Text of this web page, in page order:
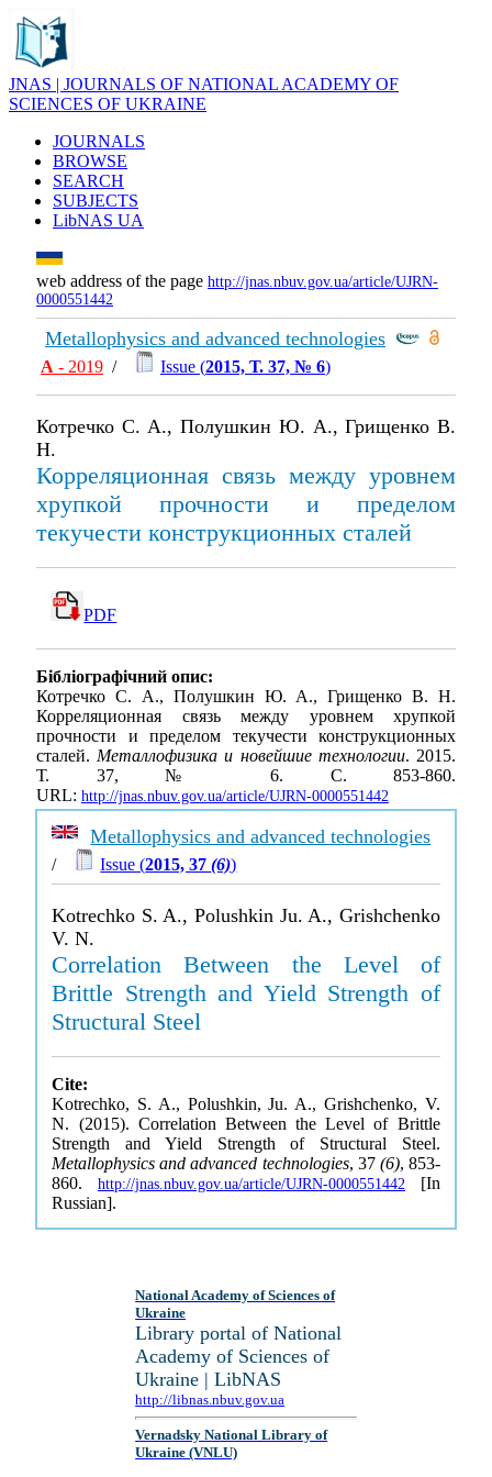
JNAS | JOURNALS OF NATIONAL ACADEMY OF
SCIENCES OF UKRAINE
JOURNALS
BROWSE
SEARCH
SUBJECTS
LibNAS UA
web address of the page http://jnas.nbuv.gov.ua/article/UJRN-
0000551442
Metallophysics and advanced technologies
А - 2019 / Issue (2015, Т. 37, № 6)
Котречко С. А., Полушкин Ю. А., Грищенко В.
Н.
Корреляционная связь между уровнем
хрупкой прочности и пределом
текучести конструкционных сталей
PDF
Бібліографічний опис:
Котречко С. А., Полушкин Ю. А., Грищенко В. Н.
Корреляционная связь между уровнем хрупкой
прочности и пределом текучести конструкционных
сталей.Металлофизика и новейшие технологии. 2015.
Т. 37, № 6. С. 853-860.
URL: http://jnas.nbuv.gov.ua/article/UJRN-0000551442
Metallophysics and advanced technologies
/ Issue (2015, 37(6))
Kotrechko S. A., Polushkin Ju. A., Grishchenko
V. N.
Correlation Between the Level of
Brittle Strength and Yield Strength of
Structural Steel
Cite:
Kotrechko, S. A., Polushkin, Ju. A., Grishchenko, V.
N. (2015). Correlation Between the Level of Brittle
Strength and Yield Strength of Structural Steel.
Metallophysics and advanced technologies, 37 (6), 853-
860. http://jnas.nbuv.gov.ua/article/UJRN-0000551442 [In
Russian].
National Academy of Sciences of
Ukraine
Library portal of National
Academy of Sciences of
Ukraine | LibNAS
http://libnas.nbuv.gov.ua
Vernadsky National Library of
Ukraine (VNLU)